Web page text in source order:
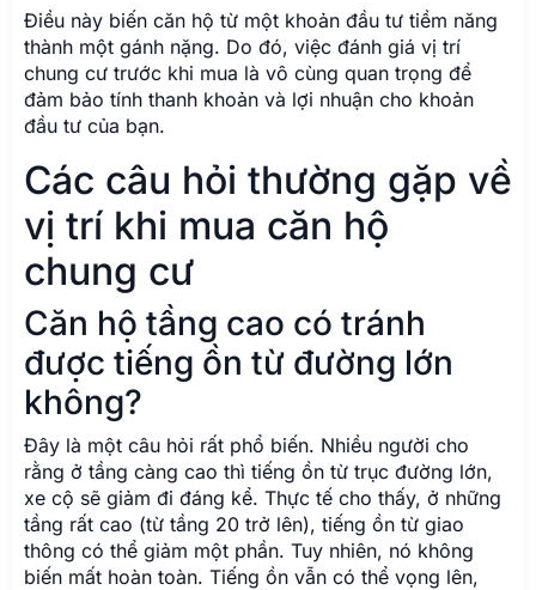
Điều này biến căn hộ từ một khoản đầu tư tiềm năng
thành một gánh nặng. Do đó, việc đánh giá vị trí
chung cư trước khi mua là vô cùng quan trọng để
đảm bảo tính thanh khoản và lợi nhuận cho khoản
đầu tư của bạn.
Các câu hỏi thường gặp về
vị trí khi mua căn hộ
chung cư
Căn hộ tầng cao có tránh
được tiếng ồn từ đường lớn
không?
Đây là một câu hỏi rất phổ biến. Nhiều người cho
rằng ở tầng càng cao thì tiếng ồn từ trục đường lớn,
xe cộ sẽ giảm đi đáng kể. Thực tế cho thấy, ở những
tầng rất cao (từ tầng 20 trở lên), tiếng ồn từ giao
thông có thể giảm một phần. Tuy nhiên, nó không
biến mất hoàn toàn. Tiếng ồn vẫn có thể vọng lên,